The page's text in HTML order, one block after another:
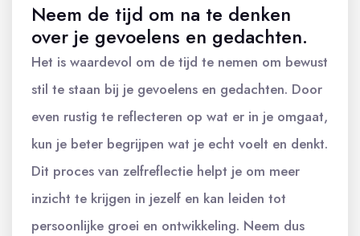
Neem de tijd om na te denken
over je gevoelens en gedachten.
Het is waardevol om de tijd te nemen om bewust
stil te staan bij je gevoelens en gedachten. Door
even rustig te reflecteren op wat er in je omgaat,
kun je beter begrijpen wat je echt voelt en denkt.
Dit proces van zelfreflectie helpt je om meer
inzicht te krijgen in jezelf en kan leiden tot
persoonlijke groei en ontwikkeling. Neem dus